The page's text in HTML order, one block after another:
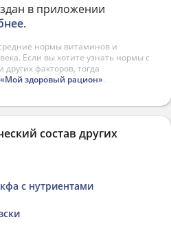
в приложении
.
нормы витаминов и
Если вы хотите узнать нормы с
факторов, тогда
«Мой здоровый рацион».
состав других
с нутриентами